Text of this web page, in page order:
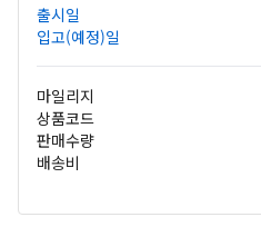
출시일
입고(예정)일
마일리지
상품코드
판매수량
배송비